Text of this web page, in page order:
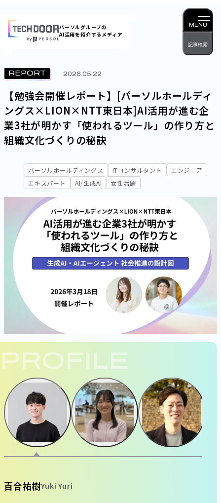
容
を
キッ
プ
パーソルグループの
AI活用を紹介するメディア
MENU
記事検索
REPORT 2026.05.22
【勉強会開催レポート】[パーソルホールディ
ングス×LION×NTT東日本]AI活用が進む企
業3社が明かす「使われるツール」の作り方と
組織文化づくりの秘訣
パーソルホールディングス ITコンサルタント
エンジニア
エキスパート
AI/生成AI 女性活躍
PROFILE
百合祐樹Yuki Yuri